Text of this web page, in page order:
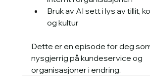
Bruk av AI sett i lys av tillit,
og kultur
Dette er en episode for deg
nysgjerrig på kundeservice og
organisasjoner i endring.